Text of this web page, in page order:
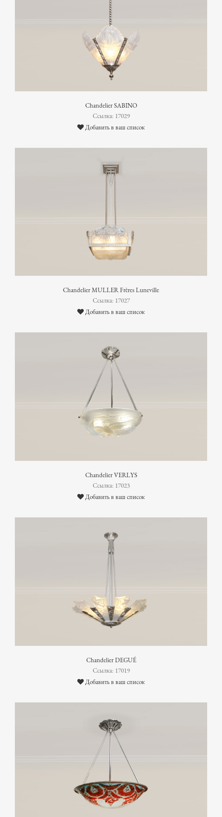
Chandelier SABINO
Ссылка: 17029
Добавить в ваш список
Chandelier MULLER Frères Luneville
Ссылка: 17027
Добавить в ваш список
Chandelier VERLYS
Ссылка: 17023
Добавить в ваш список
Chandelier DEGUÉ
Ссылка: 17019
Добавить в ваш список